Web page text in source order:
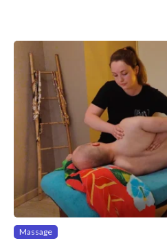
Massage